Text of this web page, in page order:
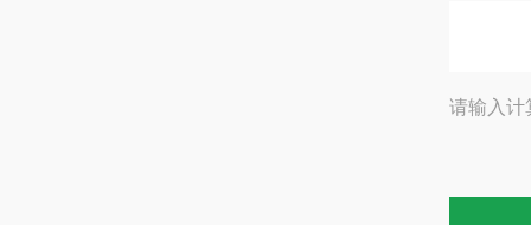
请输入计